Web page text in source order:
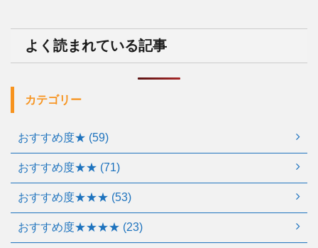
よく読まれている記事
カテゴリー
おすすめ度★ (59)
おすすめ度★★ (71)
おすすめ度★★★ (53)
おすすめ度★★★★ (23)